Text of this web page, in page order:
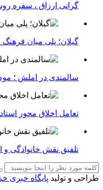
گرانی ارزاق ، سفره
گیلان؛ پلی میان
سالمندی در املش ؛
تعامل اخلاق‌ محور
تلفیق نقش خانوادگی و
طراحی و تولید پایگاه خبری